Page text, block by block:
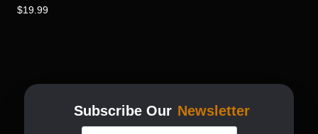
$19.99
Subscribe Our Newsletter